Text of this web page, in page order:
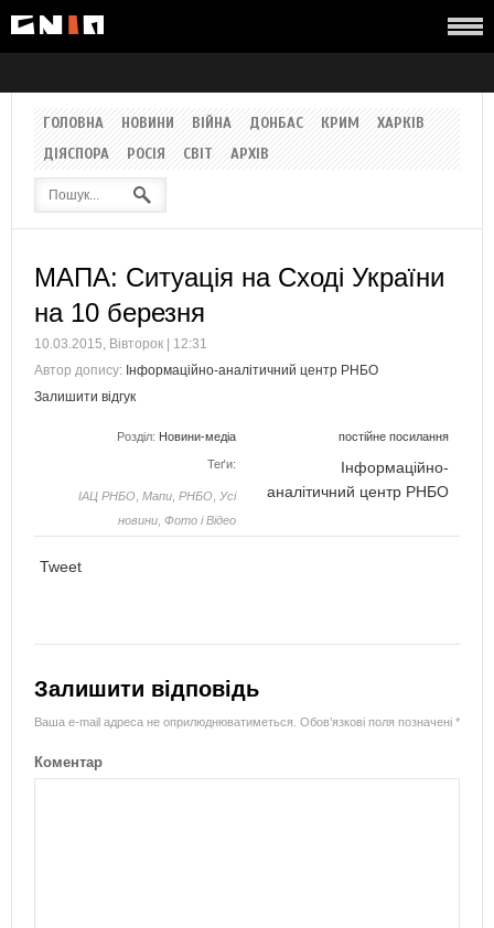
ГОЛОВНА НОВИНИ ВІЙНА ДОНБАС КРИМ
ХАРКІВ
ДІЯСПОРА
РОСІЯ СВІТ АРХІВ
МАПА: Ситуація на Сході України
на 10 березня
10.03.2015, Вівторок | 12:31
Автор допису: Інформаційно-аналітичний центр РНБО
Залишити відгук
Розділ: Новини-медіа постійне посилання
Теґи:
ІАЦ РНБО Мапи РНБО
Усі
новини Фото і Відео
Інформаційно-
аналітичний центр РНБО
Tweet
Залишити відповідь
Ваша e-mail адреса не оприлюднюватиметься. Обов’язкові поля позначені *
Коментар